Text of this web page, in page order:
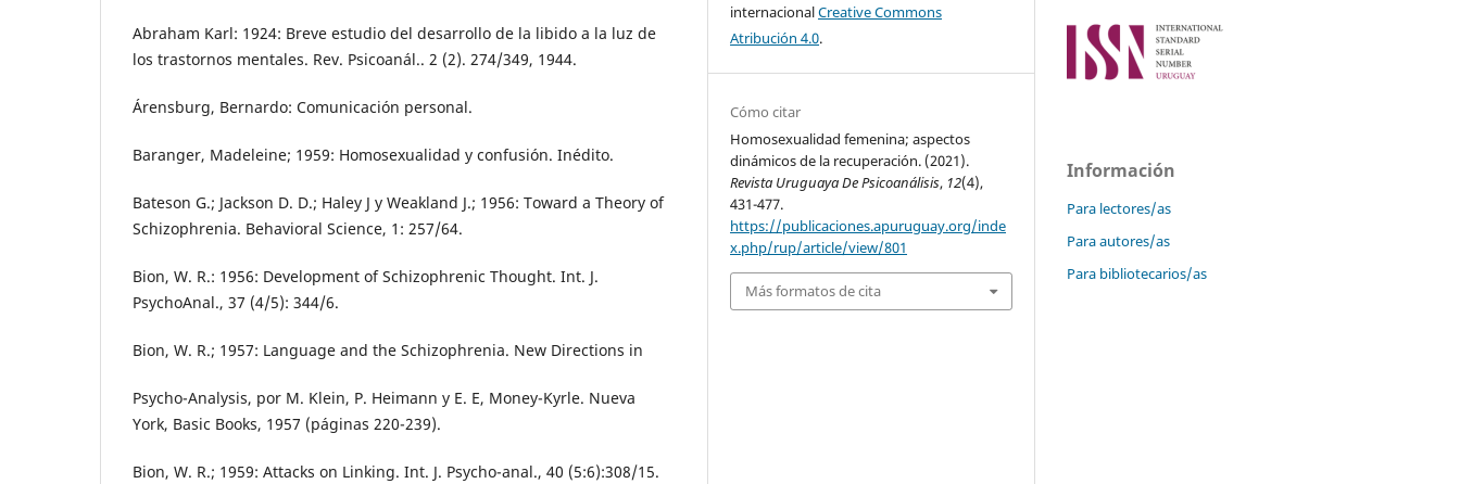
Abraham Karl: 1924: Breve estudio del desarrollo de la libido a la luz de
los trastornos mentales. Rev. Psicoanál.. 2 (2). 274/349, 1944.
Árensburg, Bernardo: Comunicación personal.
Baranger, Madeleine; 1959: Homosexualidad y confusión. Inédito.
Bateson G.; Jackson D. D.; Haley J y Weakland J.; 1956: Toward a Theory of
Schizophrenia. Behavioral Science, 1: 257/64.
Bion, W. R.: 1956: Development of Schizophrenic Thought. Int. J.
PsychoAnal., 37 (4/5): 344/6.
Bion, W. R.; 1957: Language and the Schizophrenia. New Directions in
Psycho-Analysis, por M. Klein, P. Heimann y E. E, Money-Kyrle. Nueva
York, Basic Books, 1957 (páginas 220-239).
Bion, W. R.; 1959: Attacks on Linking. Int. J. Psycho-anal., 40 (5:6):308/15.
internacionalCreative Commons
Atribución 4.0.
Cómo citar
Homosexualidad femenina; aspectos
dinámicos de la recuperación. (2021).
Revista Uruguaya De Psicoanálisis, 12(4),
431-477.
https://publicaciones.apuruguay.org/inde
x.php/rup/article/view/801
Más formatos de cita
Información
Para lectores/as
Para autores/as
Para bibliotecarios/as